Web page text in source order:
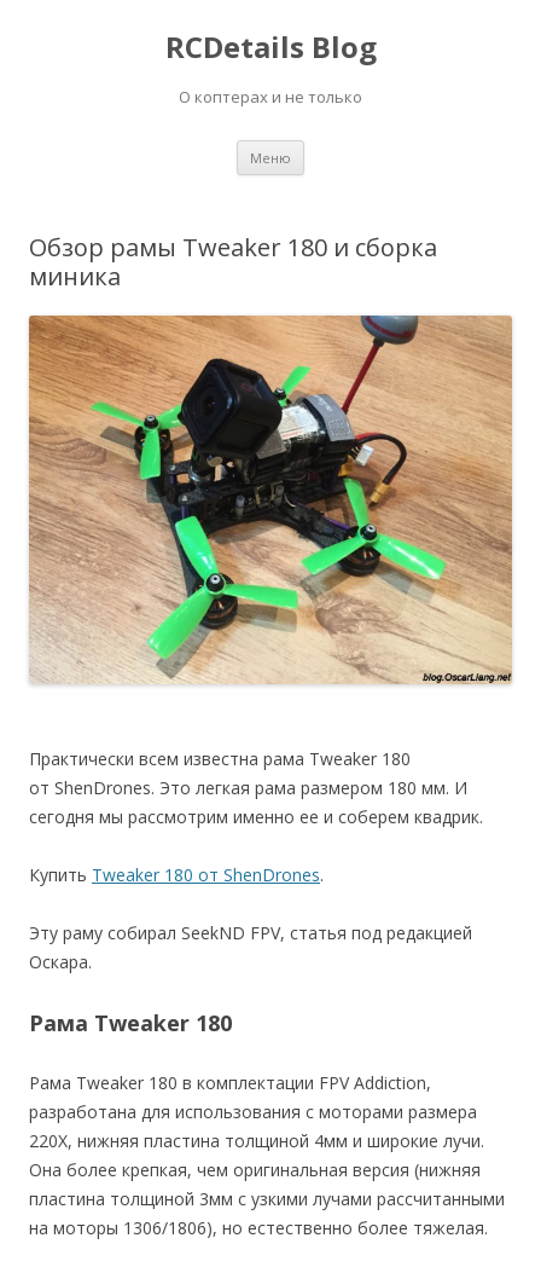
RCDetails Blog
О коптерах и не только
Меню
Обзор рамы Tweaker 180 и сборка
миника
Практически всем известна рама Tweaker 180
от ShenDrones. Это легкая рама размером 180 мм. И
сегодня мы рассмотрим именно ее и соберем квадрик.
Купить Tweaker 180 от ShenDrones.
Эту раму собирал SeekND FPV, статья под редакцией
Оскара.
Рама Tweaker 180
Рама Tweaker 180 в комплектации FPV Addiction,
разработана для использования с моторами размера
220Х, нижняя пластина толщиной 4мм и широкие лучи.
Она более крепкая, чем оригинальная версия (нижняя
пластина толщиной 3мм с узкими лучами рассчитанными
на моторы 1306/1806), но естественно более тяжелая.